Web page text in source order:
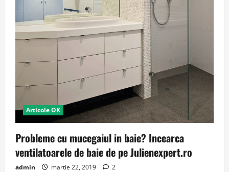
Articole OK
Probleme cu mucegaiul in baie? Incearca
ventilatoarele de baie de pe Julienexpert.ro
admin martie 22, 2019 2